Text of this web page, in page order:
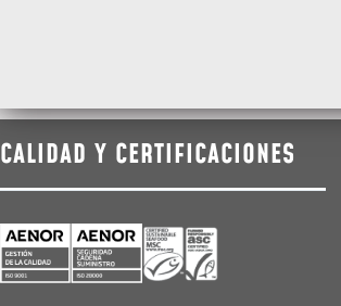
CALIDAD Y CERTIFICACIONES